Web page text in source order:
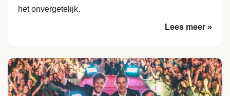
het onvergetelijk.
Lees meer »